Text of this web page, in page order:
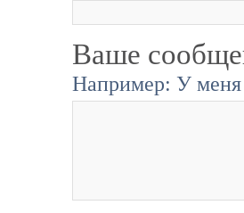
Ваше
Например: У меня